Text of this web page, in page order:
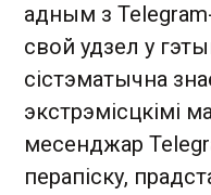
адным з
свой удзел у
сістэматычна
экстрэмісцкімі
месенджар
перапіску,